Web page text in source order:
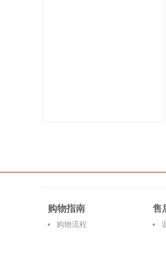
购物指南
购物流程
售